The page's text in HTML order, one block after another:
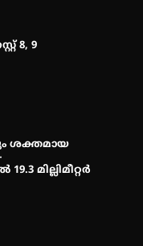
8, 9
ശക്തമായ
മില്ലിമീറ്റർ